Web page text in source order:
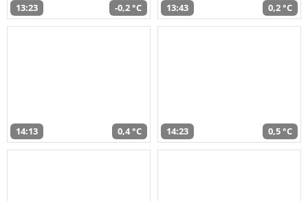
13:23 -0,2 °C 13:43 0,2 °C
14:13 0,4 °C 14:23 0,5 °C